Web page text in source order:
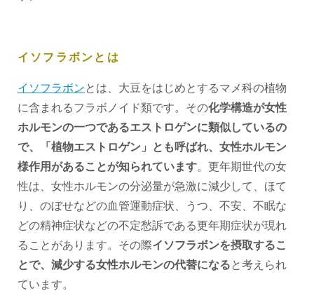
イソフラボンとは
イソフラボンとは、大豆をはじめとするマメ科の植物
に含まれるフラボノイド類です。その化学構造が女性
ホルモンの一つであるエストロゲンに類似しているの
で、「植物エストロゲン」とも呼ばれ、女性ホルモン
様作用があることが知られています。更年期世代の女
性は、女性ホルモンの分泌量が急激に減少して、ほて
り、のぼせなどの血管運動症状、うつ、不安、不眠な
どの精神症状などの不定愁訴である更年期症状が現れ
ることがあります。その際イソフラボンを摂取するこ
とで、減少する女性ホルモンの代替になると考えられ
ています。